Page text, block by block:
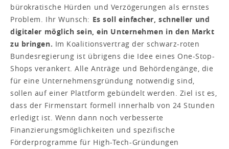
bürokratische Hürden und Verzögerungen als ernstes
Problem. Ihr Wunsch: Es soll einfacher, schneller und
digitaler möglich sein, ein Unternehmen in den Markt
zu bringen. Im Koalitionsvertrag der schwarz-roten
Bundesregierung ist übrigens die Idee eines One-Stop-
Shops verankert. Alle Anträge und Behördengänge, die
für eine Unternehmensgründung notwendig sind,
sollen auf einer Plattform gebündelt werden. Ziel ist es,
dass der Firmenstart formell innerhalb von 24 Stunden
erledigt ist. Wenn dann noch verbesserte
Finanzierungsmöglichkeiten und spezifische
Förderprogramme für High-Tech-Gründungen